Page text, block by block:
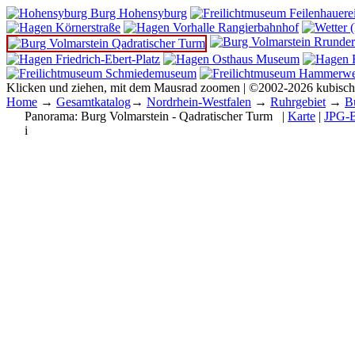
Klicken und ziehen, mit dem Mausrad zoomen | ©2002-2026
Home → Gesamtkatalog→ Nordrhein-Westfalen → Ruhrgebiet →
Panorama: Burg Volmarstein - Qadratischer Turm | Karte | JPG-
i